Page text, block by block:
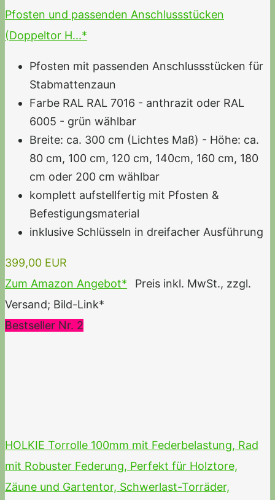
Pfosten und passenden Anschlussstücken
(Doppeltor H...*
Pfosten mit passenden Anschlussstücken für
Stabmattenzaun
Farbe RAL RAL 7016 - anthrazit oder RAL
6005 - grün wählbar
Breite: ca. 300 cm (Lichtes Maß) - Höhe: ca.
80 cm, 100 cm, 120 cm, 140cm, 160 cm, 180
cm oder 200 cm wählbar
komplett aufstellfertig mit Pfosten &
Befestigungsmaterial
inklusive Schlüsseln in dreifacher Ausführung
399,00 EUR
Zum Amazon Angebot*
Preis inkl. MwSt., zzgl.
Versand; Bild-Link*
Bestseller Nr. 2
HOLKIE Torrolle 100mm mit Federbelastung, Rad
mit Robuster Federung, Perfekt für Holztore,
Zäune und Gartentor, Schwerlast-Torräder,